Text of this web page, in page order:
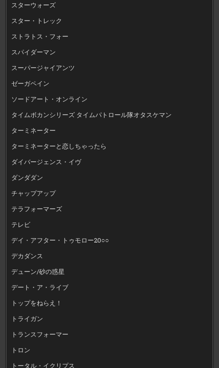
スターウォーズ
スター・トレック
ストラトス・フォー
スパイダーマン
スーパージャイアンツ
ゼーガペイン
ソードアート・オンライン
タイムボカンシリーズ タイムパトロール隊オタスケマン
ターミネーター
ターミネーターと恋しちゃったら
ダイバージェンス・イヴ
ダンダダン
チャップアップ
テラフォーマーズ
テレビ
デイ・アフター・トゥモロー20○○
デカダンス
デューン/砂の惑星
デート・ア・ライブ
トップをねらえ！
トライガン
トランスフォーマー
トロン
トータル・イクリプス